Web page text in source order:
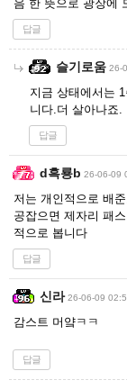
음 한 뜻으로 광장에
답글
슬기로움 26-
지금 상태에서는
니다.더 살아나죠.
답글
d흑룡b 26-06-09
저는 개인적으로 배
공잡으면 제자리 패
적으로 봅니다
답글
신라 26-06-09
감스트 머얔ㅋㅋ
답글